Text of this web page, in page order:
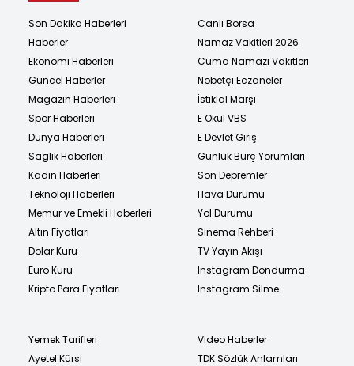
Son Dakika Haberleri
Haberler
Ekonomi Haberleri
Güncel Haberler
Magazin Haberleri
Spor Haberleri
Dünya Haberleri
Sağlık Haberleri
Kadın Haberleri
Teknoloji Haberleri
Memur ve Emekli Haberleri
Altın Fiyatları
Dolar Kuru
Euro Kuru
Kripto Para Fiyatları
Canlı Borsa
Namaz Vakitleri 2026
Cuma Namazı Vakitleri
Nöbetçi Eczaneler
İstiklal Marşı
E Okul VBS
E Devlet Giriş
Günlük Burç Yorumları
Son Depremler
Hava Durumu
Yol Durumu
Sinema Rehberi
TV Yayın Akışı
Instagram Dondurma
Instagram Silme
Yemek Tarifleri
Ayetel Kürsi
Video Haberler
TDK Sözlük Anlamları